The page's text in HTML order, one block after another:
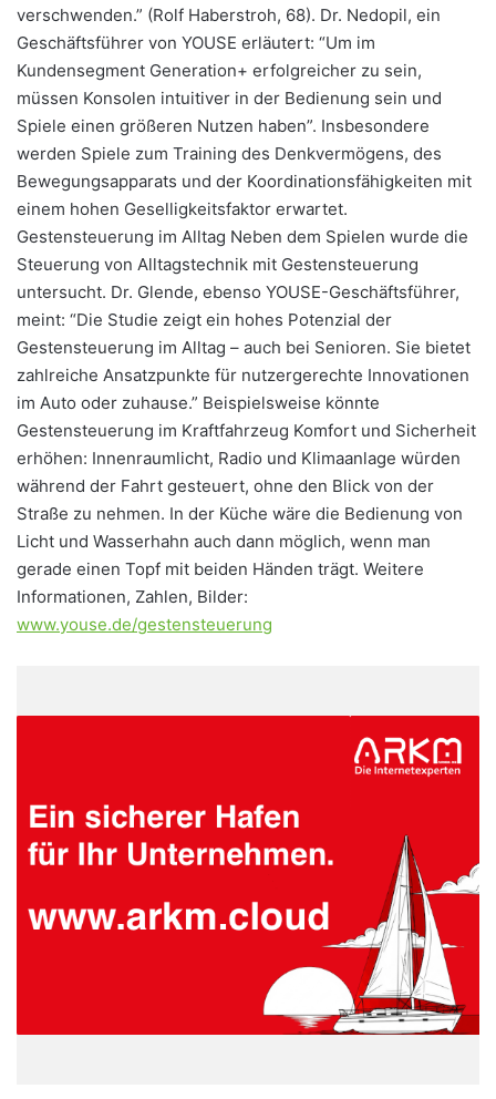
verschwenden.” (Rolf Haberstroh, 68). Dr. Nedopil, ein
Geschäftsführer von YOUSE erläutert: “Um im
Kundensegment Generation+ erfolgreicher zu sein,
müssen Konsolen intuitiver in der Bedienung sein und
Spiele einen größeren Nutzen haben”. Insbesondere
werden Spiele zum Training des Denkvermögens, des
Bewegungsapparats und der Koordinationsfähigkeiten mit
einem hohen Geselligkeitsfaktor erwartet.
Gestensteuerung im Alltag Neben dem Spielen wurde die
Steuerung von Alltagstechnik mit Gestensteuerung
untersucht. Dr. Glende, ebenso YOUSE-Geschäftsführer,
meint: “Die Studie zeigt ein hohes Potenzial der
Gestensteuerung im Alltag – auch bei Senioren. Sie bietet
zahlreiche Ansatzpunkte für nutzergerechte Innovationen
im Auto oder zuhause.” Beispielsweise könnte
Gestensteuerung im Kraftfahrzeug Komfort und Sicherheit
erhöhen: Innenraumlicht, Radio und Klimaanlage würden
während der Fahrt gesteuert, ohne den Blick von der
Straße zu nehmen. In der Küche wäre die Bedienung von
Licht und Wasserhahn auch dann möglich, wenn man
gerade einen Topf mit beiden Händen trägt. Weitere
Informationen, Zahlen, Bilder:
www.youse.de/gestensteuerung